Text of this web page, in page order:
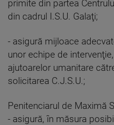
primite din partea
din cadrul I.S.U. Galaţi;
- asigură mijloace
unor echipe de
ajutoarelor umanitare
solicitarea C.J.S.U.;
Penitenciarul de Maximă
- asigură, în măsura